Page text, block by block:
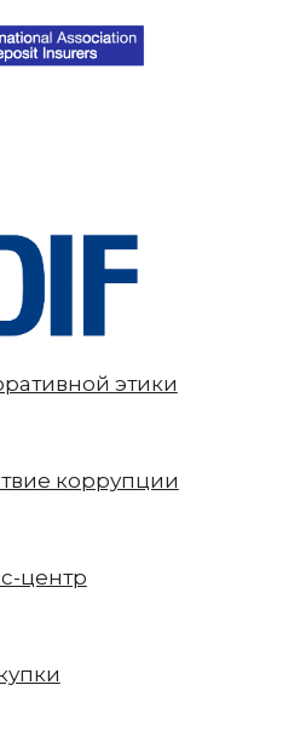
этики
коррупции
центр